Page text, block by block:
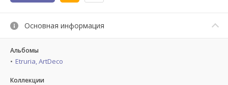
Основная информация
Альбомы
Etruria, ArtDeco
Коллекции